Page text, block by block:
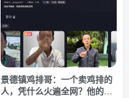
景德镇鸡排哥：一个卖鸡排的
人，凭什么火遍全网？他的故